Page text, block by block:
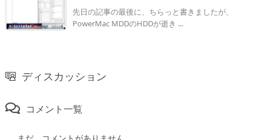
先日の記事の最後に、ちらっと書きましたが、
PowerMac MDDのHDDが逝き ...
ディスカッション
コメント一覧